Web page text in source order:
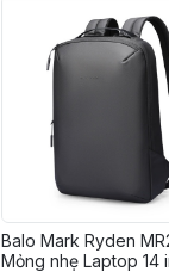
Balo Mark Ryden
Mỏng nhẹ Laptop 14